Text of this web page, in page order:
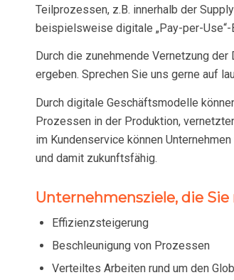
Teilprozessen, z.B. innerhalb der
beispielsweise digitale „Pay-per-
Durch die zunehmende Vernetzung
ergeben. Sprechen Sie uns gerne auf
Durch digitale Geschäftsmodelle
Prozessen in der Produktion,
im Kundenservice können
und damit zukunftsfähig.
Unternehmensziele, die
Effizienzsteigerung
Beschleunigung von Prozessen
Verteiltes Arbeiten rund um den